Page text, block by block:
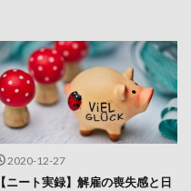
2020-12-27
【ニート実録】解雇の喪失感と日